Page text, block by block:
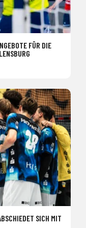
FÜR DIE
SICH MIT